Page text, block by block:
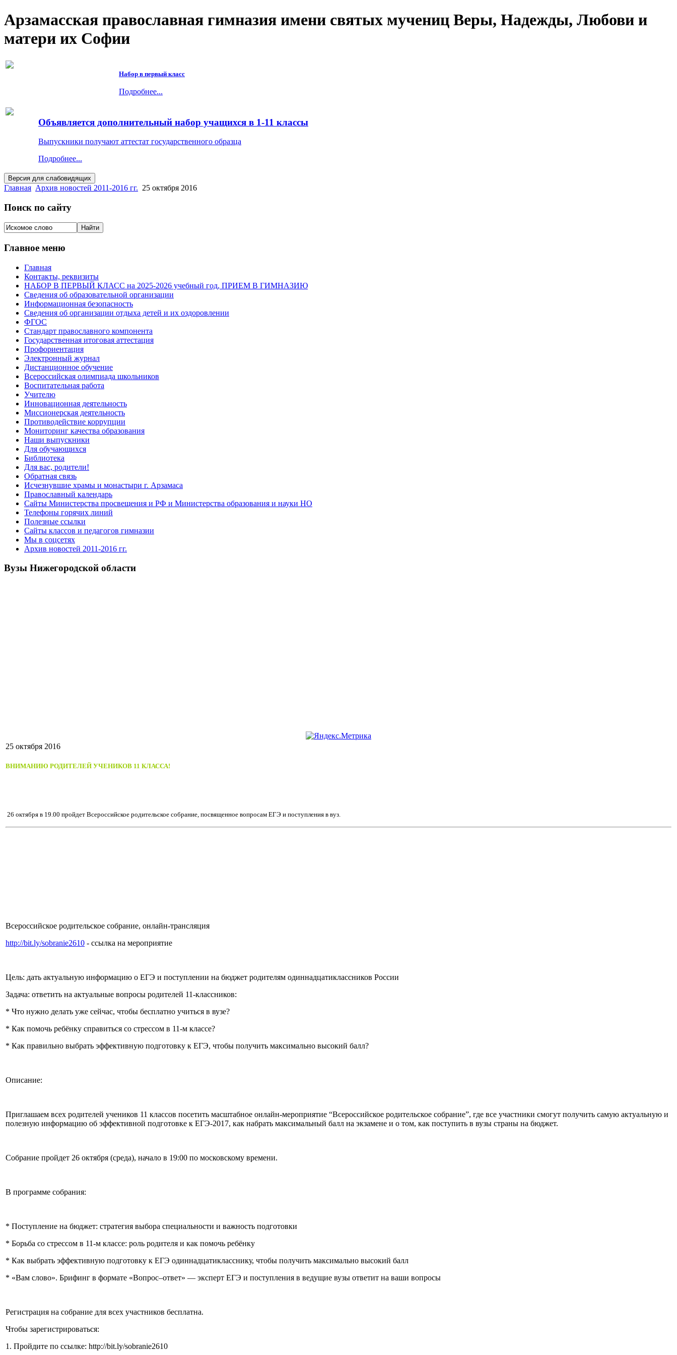
Арзамасская православная гимназия имени святых мучениц Веры, Надежды, Любови и
матери их Софии
Набор в первый класс
Подробнее...
Объявляется дополнительный набор учащихся в 1-11 классы
Выпускники получают аттестат государственного образца
Подробнее...
Главная Архив новостей 2011-2016 гг. 25 октября 2016
Поиск по сайту
Главное меню
Главная
Контакты, реквизиты
НАБОР В ПЕРВЫЙ КЛАСС на 2025-2026 учебный год, ПРИЕМ В ГИМНАЗИЮ
Сведения об образовательной организации
Информационная безопасность
Сведения об организации отдыха детей и их оздоровлении
ФГОС
Стандарт православного компонента
Государственная итоговая аттестация
Профориентация
Электронный журнал
Дистанционное обучение
Всероcсийская олимпиада школьников
Воспитательная работа
Учителю
Инновационная деятельность
Миссионерская деятельность
Противодействие коррупции
Мониторинг качества образования
Наши выпускники
Для обучающихся
Библиотека
Для вас, родители!
Обратная связь
Исчезнувшие храмы и монастыри г. Арзамаса
Православный календарь
Сайты Министерства просвещения и РФ и Министерства образования и науки НО
Телефоны горячих линий
Полезные ссылки
Сайты классов и педагогов гимназии
Мы в соцсетях
Архив новостей 2011-2016 гг.
Вузы Нижегородской области
25 октября 2016
ВНИМАНИЮ РОДИТЕЛЕЙ УЧЕНИКОВ 11 КЛАССА!
26 октября в 19.00 пройдет Всероссийское родительское собрание, посвященное вопросам ЕГЭ и поступления в вуз.
Всероссийское родительское собрание, онлайн-трансляция
http://bit.ly/sobranie2610 - ссылка на мероприятие
Цель: дать актуальную информацию о ЕГЭ и поступлении на бюджет родителям одиннадцатиклассников России
Задача: ответить на актуальные вопросы родителей 11-классников:
* Что нужно делать уже сейчас, чтобы бесплатно учиться в вузе?
* Как помочь ребёнку справиться со стрессом в 11-м классе?
* Как правильно выбрать эффективную подготовку к ЕГЭ, чтобы получить максимально высокий балл?
Описание:
Приглашаем всех родителей учеников 11 классов посетить масштабное онлайн-мероприятие “Всероссийское родительское собрание”, где все участники смогут получить самую актуальную и
полезную информацию об эффективной подготовке к ЕГЭ-2017, как набрать максимальный балл на экзамене и о том, как поступить в вузы страны на бюджет.
Собрание пройдет 26 октября (среда), начало в 19:00 по московскому времени.
В программе собрания:
* Поступление на бюджет: стратегия выбора специальности и важность подготовки
* Борьба со стрессом в 11-м классе: роль родителя и как помочь ребёнку
* Как выбрать эффективную подготовку к ЕГЭ одиннадцатикласснику, чтобы получить максимально высокий балл
* «Вам слово». Брифинг в формате «Вопрос–ответ» — эксперт ЕГЭ и поступления в ведущие вузы ответит на ваши вопросы
Регистрация на собрание для всех участников бесплатна.
Чтобы зарегистрироваться:
1. Пройдите по ссылке: http://bit.ly/sobranie2610